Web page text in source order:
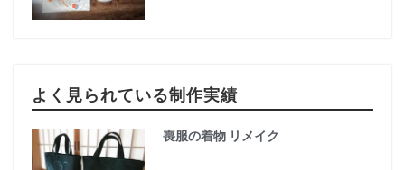
よく見られている制作実績
喪服の着物 リメイク